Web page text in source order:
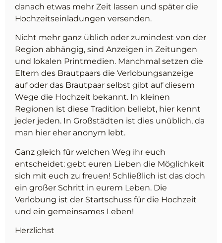
danach etwas mehr Zeit lassen und später die
Hochzeitseinladungen versenden.
Nicht mehr ganz üblich oder zumindest von der
Region abhängig, sind Anzeigen in Zeitungen
und lokalen Printmedien. Manchmal setzen die
Eltern des Brautpaars die Verlobungsanzeige
auf oder das Brautpaar selbst gibt auf diesem
Wege die Hochzeit bekannt. In kleinen
Regionen ist diese Tradition beliebt, hier kennt
jeder jeden. In Großstädten ist dies unüblich, da
man hier eher anonym lebt.
Ganz gleich für welchen Weg ihr euch
entscheidet: gebt euren Lieben die Möglichkeit
sich mit euch zu freuen! Schließlich ist das doch
ein großer Schritt in eurem Leben. Die
Verlobung ist der Startschuss für die Hochzeit
und ein gemeinsames Leben!
Herzlichst